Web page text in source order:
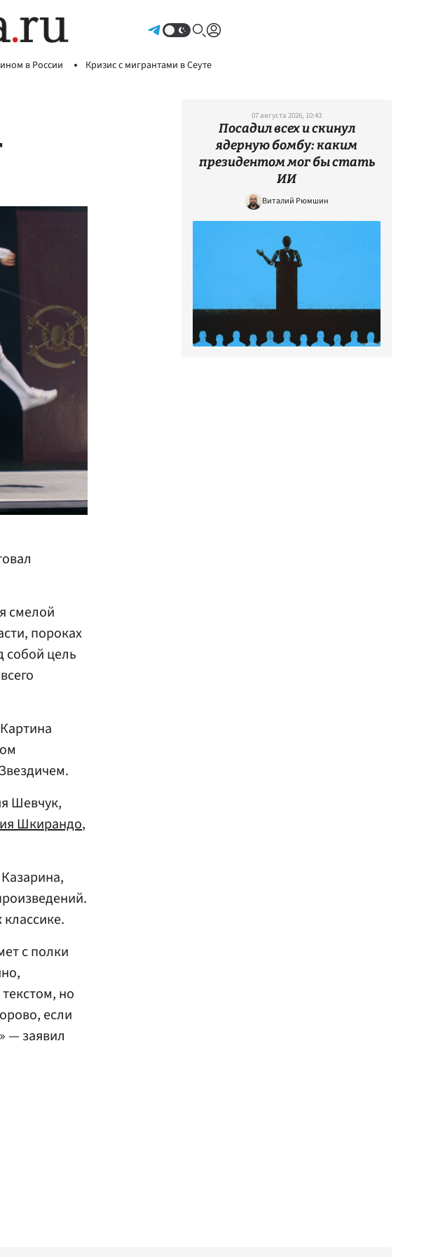
в России Кризис с мигрантами в Сеуте
смелой
пороках
собой цель
Шевчук,
Шкирандо,
с полки
но
если
— заявил
07 августа 2026, 10:43
Посадил всех и скинул
ядерную бомбу: каким
президентом мог бы стать
ИИ
Виталий Рюмшин